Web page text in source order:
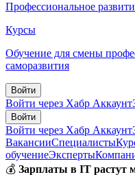
Профессиональное
Курсы
Обучение для смены
саморазвития
Войти
Войти через Хабр Аккаунт
Войти
Войти через Хабр Аккаунт
ВакансииСпециалисты
обучениеЭксперты
💰 Зарплаты в IT растут